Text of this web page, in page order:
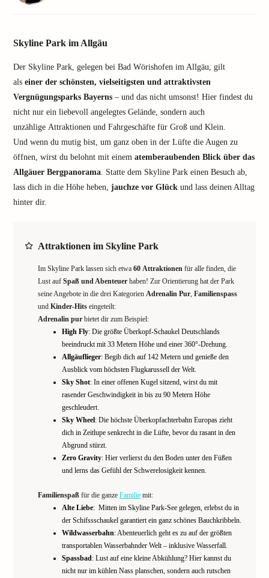
Skyline Park im Allgäu
Der Skyline Park, gelegen bei Bad Wörishofen im Allgäu, gilt
als einer der schönsten, vielseitigsten und attraktivsten
Vergnügungsparks Bayerns – und das nicht umsonst! Hier findest du
nicht nur ein liebevoll angelegtes Gelände, sondern auch
unzählige Attraktionen und Fahrgeschäfte für Groß und Klein.
Und wenn du mutig bist, um ganz oben in der Lüfte die Augen zu
öffnen, wirst du belohnt mit einem atemberaubenden Blick über das
Allgäuer Bergpanorama. Statte dem Skyline Park einen Besuch ab,
lass dich in die Höhe heben, jauchze vor Glück und lass deinen Alltag
hinter dir.
Attraktionen im Skyline Park
Im Skyline Park lassen sich etwa 60 Attraktionen für alle finden, die
Lust auf Spaß und Abenteuer haben! Zur Orientierung hat der Park
seine Angebote in die drei Kategorien Adrenalin Pur, Familienspass
und Kinder-Hits eingeteilt:
Adrenalin pur bietet dir zum Beispiel:
High Fly: Die größte Überkopf-Schaukel Deutschlands
beeindruckt mit 33 Metern Höhe und einer 360°-Drehung.
Allgäuflieger: Begib dich auf 142 Metern und genieße den
Ausblick vom höchsten Flugkarussell der Welt.
Sky Shot: In einer offenen Kugel sitzend, wirst du mit
rasender Geschwindigkeit in bis zu 90 Metern Höhe
geschleudert.
Sky Wheel: Die höchste Überkopfachterbahn Europas zieht
dich in Zeitlupe senkrecht in die Lüfte, bevor du rasant in den
Abgrund stürzt.
Zero Gravity: Hier verlierst du den Boden unter den Füßen
und lerns das Gefühl der Schwerelosigkeit kennen.
Familienspaß für die ganze Familie mit:
Alte Liebe: Mitten im Skyline Park-See gelegen, erlebst du in
der Schifssschaukel garantiert ein ganz schönes Bauchkribbeln.
Wildwasserbahn: Abenteuerlich geht es zu auf der größten
transportablen Wasserbahnder Welt – inklusive Wasserfall.
Spassbad: Lust auf eine kleine Abkühlung? Hier kannst du
nicht nur im kühlen Nass planschen, sondern auch rutschen